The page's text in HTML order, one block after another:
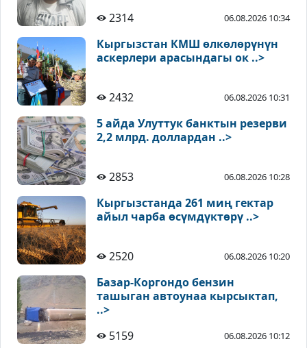
2314 06.08.2026 10:34
Кыргызстан КМШ өлкөлөрүнүн
аскерлери арасындагы ок ..>
2432 06.08.2026 10:31
5 айда Улуттук банктын резерви
2,2 млрд. доллардан ..>
2853 06.08.2026 10:28
Кыргызстанда 261 миң гектар
айыл чарба өсүмдүктөрү ..>
2520 06.08.2026 10:20
Базар-Коргондо бензин
ташыган автоунаа кырсыктап,
..>
5159
06.08.2026 10:12